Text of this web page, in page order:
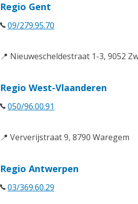
Regio Gent
09/279.95.70
📍 Nieuwescheldestraat 1-3, 9052
Regio West-Vlaanderen
050/96.00.91
📍 Ververijstraat 9, 8790 Waregem
Regio Antwerpen
03/369.60.29